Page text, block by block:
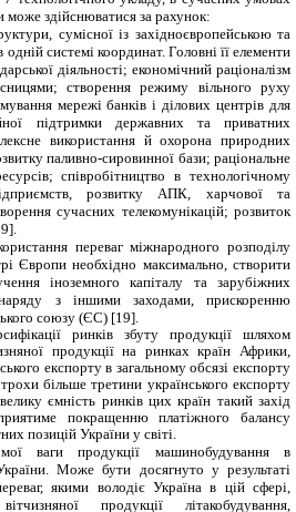
може здійснюватися за рахунок:
сумісної із західноєвропейською та
системі координат. Головні її елементи
діяльності; економічний раціоналізм
створення режиму вільного руху
мережі банків і ділових центрів для
підтримки державних та приватних
використання й охорона природних
паливно-сировинної бази; раціональне
співробітництво в технологічному
розвитку АПК, харчової та
сучасних телекомунікацій; розвиток
переваг міжнародного розподілу
Європи необхідно максимально, створити
іноземного капіталу та зарубіжних
з іншими заходами, прискоренню
союзу (ЄС) [19].
ринків збуту продукції шляхом
продукції на ринках країн Африки,
експорту в загальному обсязі експорту
більше третини українського експорту
ємність ринків цих країн такий захід
покращенню платіжного балансу
позицій України у світі.
ваги продукції машинобудування в
Може бути досягнуто у результаті
якими володіє Україна в цій сфері,
продукції літакобудування,